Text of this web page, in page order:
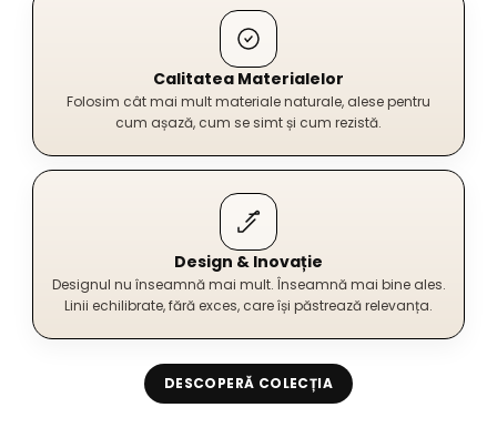
Calitatea Materialelor
Folosim cât mai mult materiale naturale, alese pentru
cum așază, cum se simt și cum rezistă.
Design & Inovație
Designul nu înseamnă mai mult. Înseamnă mai bine ales.
Linii echilibrate, fără exces, care își păstrează relevanța.
DESCOPERĂ COLECȚIA